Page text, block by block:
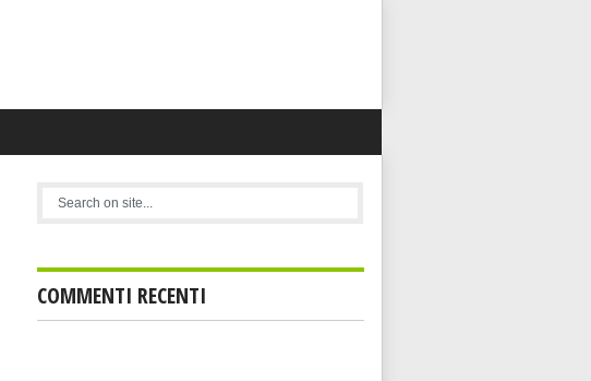
COMMENTI RECENTI